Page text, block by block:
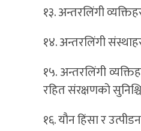
१३. अन्तरलिंगी
१४. अन्तरलिंगी
१५. अन्तरलिंगी
रहित संरक्षणको
१६. यौन हिंसा र